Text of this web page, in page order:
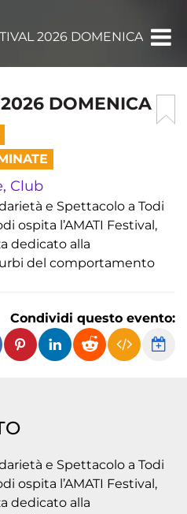
2026 DOMENICA
DOMENICA
Club
e Spettacolo a Todi
ospita l’AMATI Festival,
dedicato alla
del comportamento
Condividi questo evento:
e Spettacolo a Todi
ospita l’AMATI Festival,
dedicato alla